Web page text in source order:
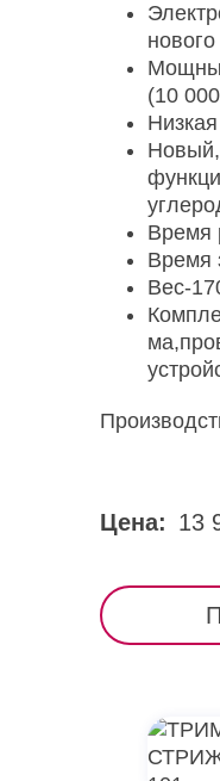
(10
Время
Время
Вес-
Цена: 13